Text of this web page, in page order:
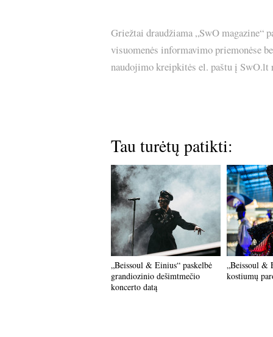
Griežtai draudžiama „SwO magazine“
visuomenės informavimo priemonėse
naudojimo kreipkitės el. paštu į
Tau turėtų patikti:
„Beissoul & Einius“ paskelbė
grandiozinio dešimtmečio
koncerto datą
„Beissoul &
kostiumų